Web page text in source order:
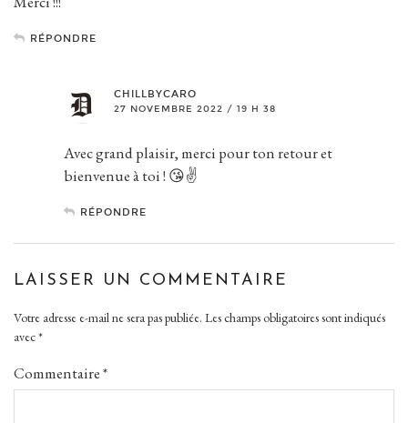
RÉPONDRE
CHILLBYCARO
27 NOVEMBRE 2022 / 19 H 38
Avec grand plaisir, merci pour ton retour et
bienvenue à toi ! 😘✌️
RÉPONDRE
LAISSER UN COMMENTAIRE
Votre adresse e-mail ne sera pas publiée. Les champs obligatoires sont indiqués
avec*
Commentaire*